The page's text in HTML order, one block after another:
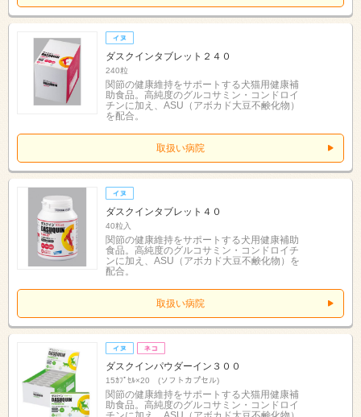
ダスクインタブレット２４０
240粒
関節の健康維持をサポートする犬猫用健康補
助食品。高純度のグルコサミン・コンドロイ
チンに加え、ASU（アボカド大豆不鹸化物）
を配合。
取扱い病院
ダスクインタブレット４０
40粒入
関節の健康維持をサポートする犬用健康補助
食品。高純度のグルコサミン・コンドロイチ
ンに加え、ASU（アボカド大豆不鹸化物）を
配合。
取扱い病院
ダスクインパウダーイン３００
15ｶﾌﾟｾﾙ×20 (ソフトカプセル)
関節の健康維持をサポートする犬猫用健康補
助食品。高純度のグルコサミン・コンドロイ